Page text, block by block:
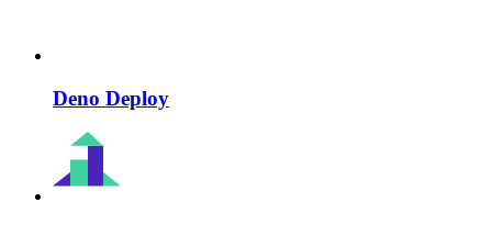
Deno Deploy